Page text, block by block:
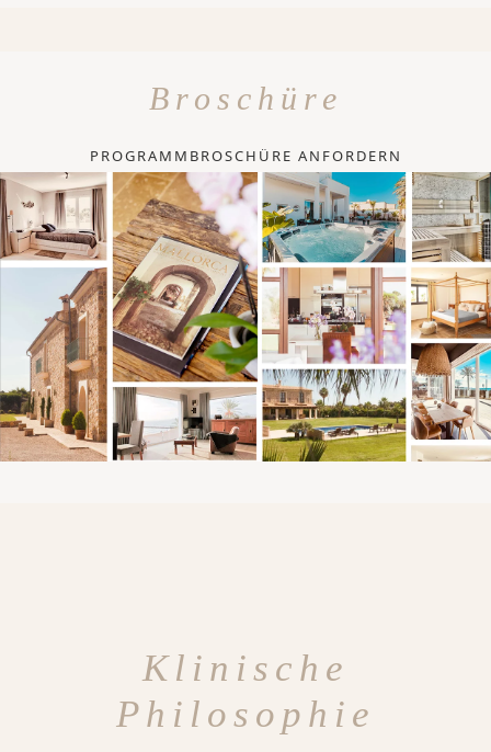
Broschüre
PROGRAMMBROSCHÜRE ANFORDERN
Klinische
Philosophie